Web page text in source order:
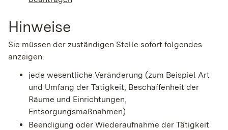
Hinweise
Sie müssen der zuständigen Stelle sofort folgendes
anzeigen:
jede wesentliche Veränderung (zum Beispiel Art
und Umfang der Tätigkeit, Beschaffenheit der
Räume und Einrichtungen,
Entsorgungsmaßnahmen)
Beendigung oder Wiederaufnahme der Tätigkeit